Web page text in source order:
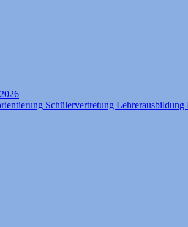
Schülervertretung Lehrerausbildung